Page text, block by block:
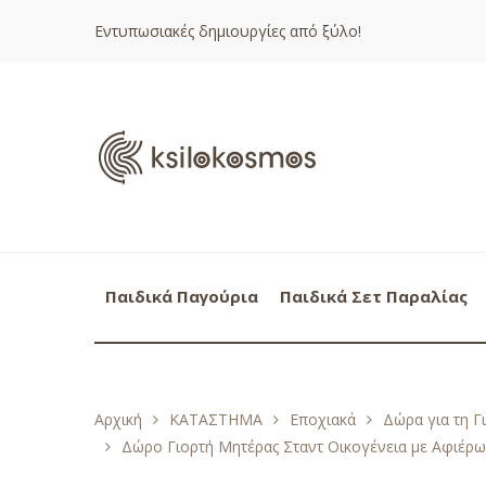
Εντυπωσιακές δημιουργίες από ξύλο!
Παιδικά Παγούρια Παιδικά Σετ Παραλίας
Αρχική ΚΑΤΑΣΤΗΜΑ Εποχιακά
Δώρα για τη
Δώρο Γιορτή Μητέρας Σταντ Οικογένεια με